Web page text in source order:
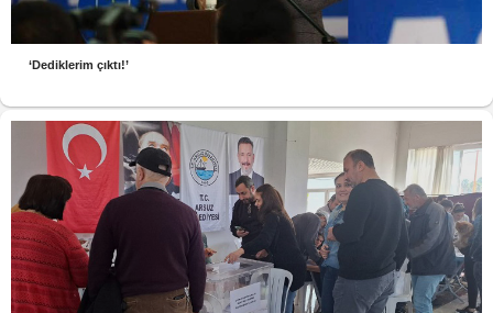
‘Dediklerim çıktı!’